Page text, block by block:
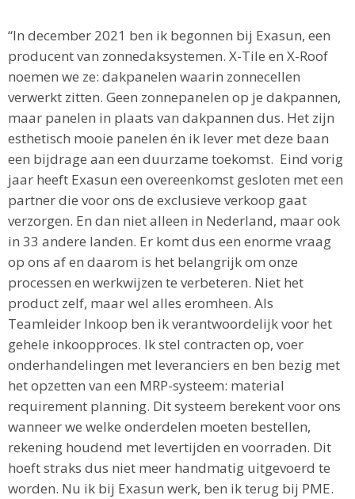
“In december 2021 ben ik begonnen bij Exasun, een
producent van zonnedaksystemen. X-Tile en X-Roof
noemen we ze: dakpanelen waarin zonnecellen
verwerkt zitten. Geen zonnepanelen op je dakpannen,
maar panelen in plaats van dakpannen dus. Het zijn
esthetisch mooie panelen én ik lever met deze baan
een bijdrage aan een duurzame toekomst. Eind vorig
jaar heeft Exasun een overeenkomst gesloten met een
partner die voor ons de exclusieve verkoop gaat
verzorgen. En dan niet alleen in Nederland, maar ook
in 33 andere landen. Er komt dus een enorme vraag
op ons af en daarom is het belangrijk om onze
processen en werkwijzen te verbeteren. Niet het
product zelf, maar wel alles eromheen. Als
Teamleider Inkoop ben ik verantwoordelijk voor het
gehele inkoopproces. Ik stel contracten op, voer
onderhandelingen met leveranciers en ben bezig met
het opzetten van een MRP-systeem: material
requirement planning. Dit systeem berekent voor ons
wanneer we welke onderdelen moeten bestellen,
rekening houdend met levertijden en voorraden. Dit
hoeft straks dus niet meer handmatig uitgevoerd te
worden. Nu ik bij Exasun werk, ben ik terug bij PME.